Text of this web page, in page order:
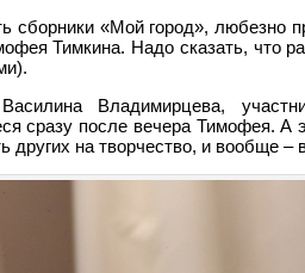
сборники «Мой город», любезно
Тимкина. Надо сказать, что
Владимирцева,
сразу после вечера Тимофея. А
других на творчество, и вообще –